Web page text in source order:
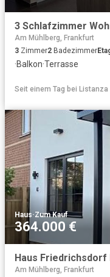
Am Mühlberg, Frankfurt
3 Zimmer2 Badezimmer
·Balkon·Terrasse
Seit einem Tag bei Listanza
Haus·Zum Kauf
364.000 €
Haus Friedrichsdorf
Am Mühlberg, Frankfurt